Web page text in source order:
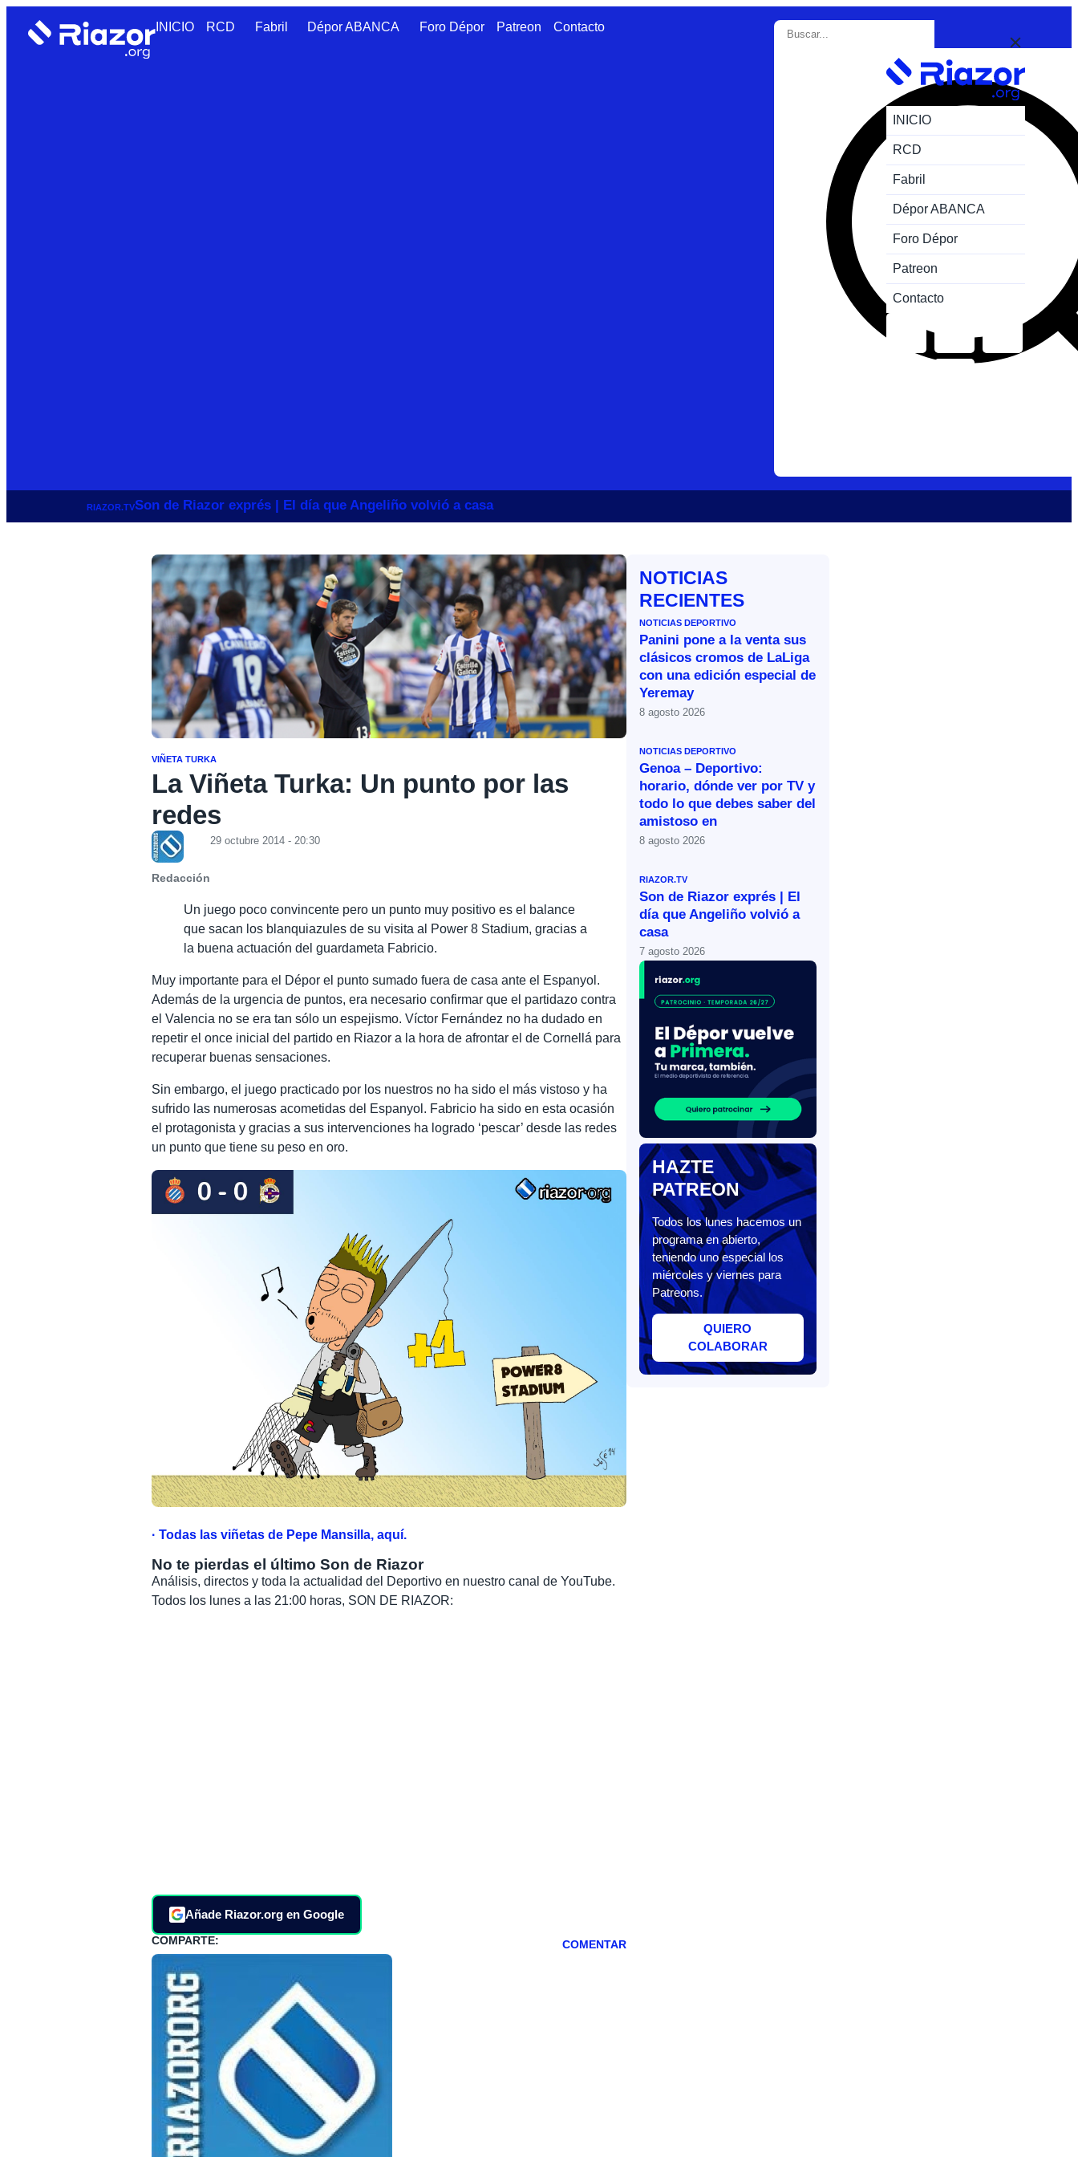
INICIO RCD Fabril Dépor ABANCA Foro Dépor Patreon Contacto
INICIO
RCD
Fabril
Dépor ABANCA
Foro Dépor
Patreon
Contacto
RIAZOR.TVSon de Riazor exprés | El día que Angeliño volvió a casa
VIÑETA TURKA
La Viñeta Turka: Un punto por las
redes
Redacción
29 octubre 2014 - 20:30
Un juego poco convincente pero un punto muy positivo es el balance
que sacan los blanquiazules de su visita al Power 8 Stadium, gracias a
la buena actuación del guardameta Fabricio.
Muy importante para el Dépor el punto sumado fuera de casa ante el Espanyol.
Además de la urgencia de puntos, era necesario confirmar que el partidazo contra
el Valencia no se era tan sólo un espejismo. Víctor Fernández no ha dudado en
repetir el once inicial del partido en Riazor a la hora de afrontar el de Cornellá para
recuperar buenas sensaciones.
Sin embargo, el juego practicado por los nuestros no ha sido el más vistoso y ha
sufrido las numerosas acometidas del Espanyol. Fabricio ha sido en esta ocasión
el protagonista y gracias a sus intervenciones ha logrado ‘pescar’ desde las redes
un punto que tiene su peso en oro.
· Todas las viñetas de Pepe Mansilla, aquí.
No te pierdas el último Son de Riazor
Análisis, directos y toda la actualidad del Deportivo en nuestro canal de YouTube.
Todos los lunes a las 21:00 horas, SON DE RIAZOR:
Añade Riazor.org en Google
COMPARTE: COMENTAR
NOTICIAS
RECIENTES
NOTICIAS DEPORTIVO
Panini pone a la venta sus
clásicos cromos de LaLiga
con una edición especial de
Yeremay
8 agosto 2026
NOTICIAS DEPORTIVO
Genoa – Deportivo:
horario, dónde ver por TV y
todo lo que debes saber del
amistoso en
8 agosto 2026
RIAZOR.TV
Son de Riazor exprés | El
día que Angeliño volvió a
casa
7 agosto 2026
HAZTE
PATREON
Todos los lunes hacemos un
programa en abierto,
teniendo uno especial los
miércoles y viernes para
Patreons.
QUIERO
COLABORAR